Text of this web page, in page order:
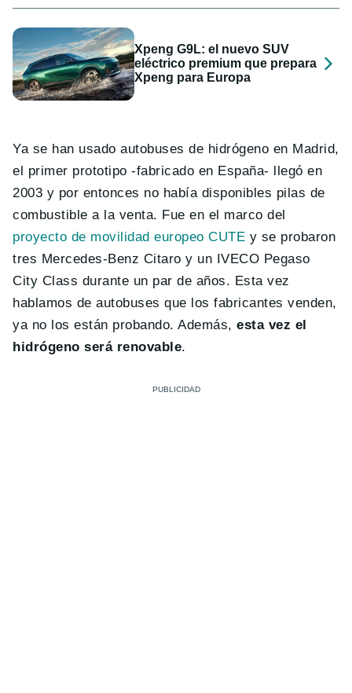
Xpeng G9L: el nuevo SUV
eléctrico premium que prepara
Xpeng para Europa
Ya se han usado autobuses de hidrógeno en Madrid,
el primer prototipo -fabricado en España- llegó en
2003 y por entonces no había disponibles pilas de
combustible a la venta. Fue en el marco del
proyecto de movilidad europeo CUTE y se probaron
tres Mercedes-Benz Citaro y un IVECO Pegaso
City Class durante un par de años. Esta vez
hablamos de autobuses que los fabricantes venden,
ya no los están probando. Además,esta vez el
hidrógeno será renovable.